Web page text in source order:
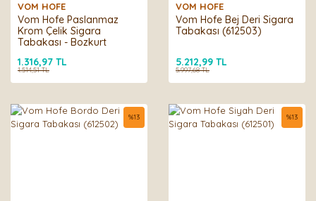
VOM HOFE
Vom Hofe Paslanmaz
Krom Çelik Sigara
Tabakası - Bozkurt
1.316,97 TL
1.514,51 TL
VOM HOFE
Vom Hofe Bej Deri Sigara
Tabakası (612503)
5.212,99 TL
5.997,68 TL
%13 %13